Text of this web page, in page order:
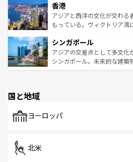
とつ。フォーやバインミー、
ひ現地で味わいたい。どの地
が旅行者を迎えてくれるので
参照してほしい。
の活気が交差している。北部
帯で自然と触れ合い、南部で
いビーチでリゾート気分を楽
激する。気候は一年中温暖で
が待っている。親しみやすい
た文化、そして多様な観光資
香港
アジアと西洋の文化が交わる
もっている。ヴィクトリア湾
み、どこを訪れても感動する
ており、効率よく見どころを
うな絶景から文化的な体験ま
シンガポール
アジアの交差点として多文化
シンガポール。未来的な建築
で、ホーカーズは地元の風情
国と地域
ヨーロッパ
北米